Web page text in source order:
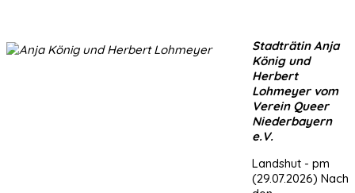
Stadträtin Anja
König und
Herbert
Lohmeyer vom
Verein Queer
Niederbayern
e.V.
Landshut - pm
(29.07.2026) Nach